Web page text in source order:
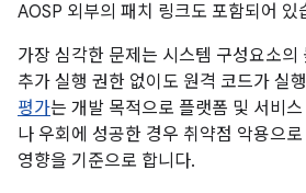
AOSP 외부의 패치 링크도 포함되어 있
가장 심각한 문제는 시스템 구성요소의
추가 실행 권한 없이도 원격 코드가 실
평가는 개발 목적으로 플랫폼 및 서비
나 우회에 성공한 경우 취약점 악용으
영향을 기준으로 합니다.